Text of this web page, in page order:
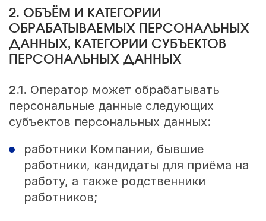
2. ОБЪЁМ И КАТЕГОРИИ
ОБРАБАТЫВАЕМЫХ ПЕРСОНАЛЬНЫХ
ДАННЫХ, КАТЕГОРИИ СУБЪЕКТОВ
ПЕРСОНАЛЬНЫХ ДАННЫХ
2.1. Оператор может обрабатывать
персональные данные следующих
субъектов персональных данных:
работники Компании, бывшие
работники, кандидаты для приёма на
работу, а также родственники
работников;